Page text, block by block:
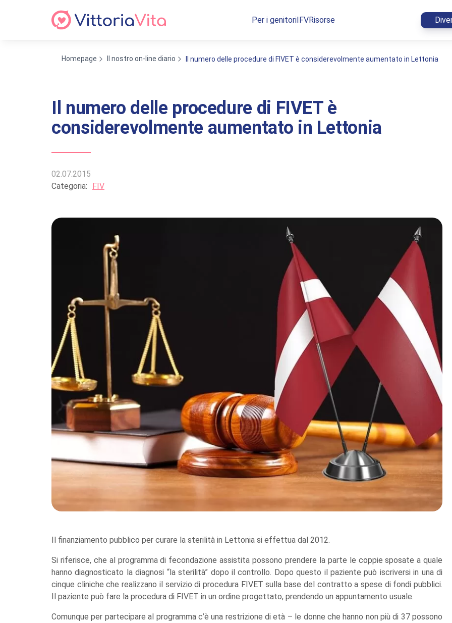
Per i genitoriIFVRisorse
Homepage Il nostro on-line diario Il numero delle procedure di FIVET è considerevolmente aumentato in Lettonia
Il numero delle procedure di FIVET è
considerevolmente aumentato in Lettonia
02.07.2015
Categoria:
FIV
Il finanziamento pubblico per curare la sterilità in Lettonia si effettua dal 2012.
Si riferisce, che al programma di fecondazione assistita possono prendere la parte le coppie sposate a quale
hanno diagnosticato la diagnosi “la sterilità” dopo il controllo. Dopo questo il paziente può iscriversi in una di
cinque cliniche che realizzano il servizio di procedura FIVET sulla base del contratto a spese di fondi pubblici.
Il paziente può fare la procedura di FIVET in un ordine progettato, prendendo un appuntamento usuale.
Comunque per partecipare al programma c’è una restrizione di età – le donne che hanno non più di 37 possono